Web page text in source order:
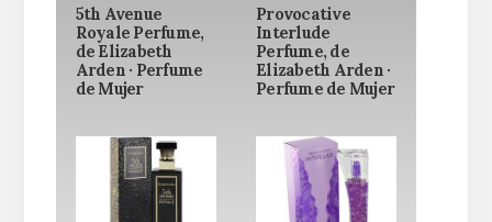
5th Avenue
Royale Perfume,
de Elizabeth
Arden · Perfume
de Mujer
Provocative
Interlude
Perfume, de
Elizabeth Arden ·
Perfume de Mujer